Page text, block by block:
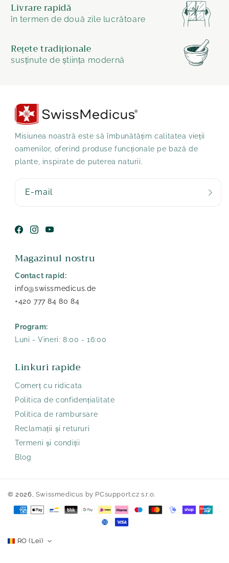
Livrare rapidă
în termen de două zile lucrătoare
Rețete tradiționale
susținute de știința modernă
Misiunea noastră este să îmbunătățim calitatea vieții
oamenilor, oferind produse funcționale pe bază de
plante, inspirate de puterea naturii.
E-mail
Facebook
Instagram
YouTube
Magazinul nostru
Contact rapid:
info@swissmedicus.de
+420 777 84 80 84
Program:
Luni - Vineri: 8:00 - 16:00
Linkuri rapide
Comerț cu ridicata
Politica de confidențialitate
Politica de rambursare
Reclamații și retururi
Termeni și condiții
Blog
© 2026, Swissmedicus by PCsupport.cz s.r.o.
Metode
platăRO (Lei)